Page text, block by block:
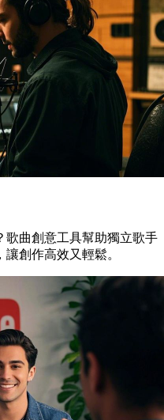
歌曲創意工具幫助獨立歌手
創作高效又輕鬆。